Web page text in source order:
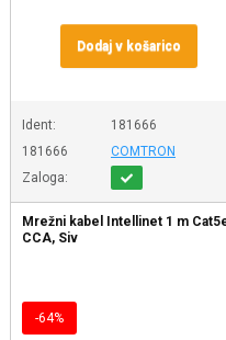
Dodaj v košarico
Ident:
181666
181666
COMTRON
Zaloga:
Mrežni kabel Intellinet 1 m
CCA, Siv
-64%